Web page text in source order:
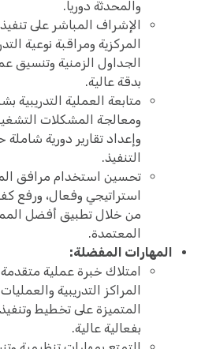
والمحدثة دورياً.
الإشراف المباشر على تنفيذ
المركزية ومراقبة نوعية
الجداول الزمنية وتنسيق
بدقة عالية.
متابعة العملية التدريبية
ومعالجة المشكلات
وإعداد تقارير دورية
التنفيذ.
تحسين استخدام مرافق
استراتيجي وفعال، ورفع
من خلال تطبيق أفضل
المعتمدة.
المهارات المفضلة:
امتلاك خبرة عملية
المراكز التدريبية
المتميزة على تخطيط وتنفيذ
بفعالية عالية.